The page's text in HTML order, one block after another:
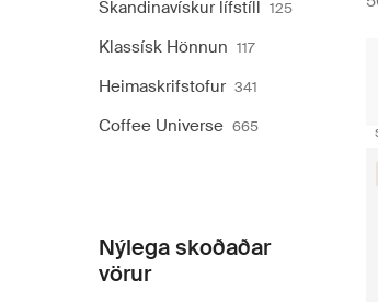
Skandinavískur lífstíll 125
Klassísk Hönnun 117
Heimaskrifstofur 341
Coffee Universe 665
Nýlega skoðaðar
vörur